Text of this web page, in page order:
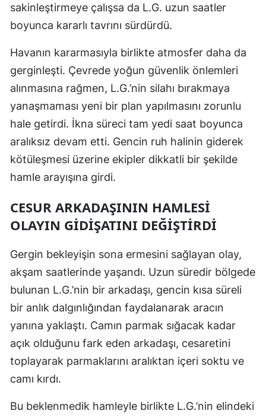
Sinop
Sivas
Tekirdağ
Tokat
Trabzon
Şanlıurfa
Van
Yozgat
Zonguldak
Bayburt
Kırıkkale
sakinleştirmeye çalışsa da L.G. uzun saatler
boyunca kararlı tavrını sürdürdü.
Havanın kararmasıyla birlikte atmosfer daha da
gerginleşti. Çevrede yoğun güvenlik önlemleri
alınmasına rağmen, L.G.’nin silahı bırakmaya
yanaşmaması yeni bir plan yapılmasını zorunlu
hale getirdi. İkna süreci tam yedi saat boyunca
aralıksız devam etti. Gencin ruh halinin giderek
kötüleşmesi üzerine ekipler dikkatli bir şekilde
hamle arayışına girdi.
CESUR ARKADAŞININ HAMLESI
OLAYIN GIDIŞATINI DEĞIŞTIRDI
Gergin bekleyişin sona ermesini sağlayan olay,
akşam saatlerinde yaşandı. Uzun süredir bölgede
bulunan L.G.’nin bir arkadaşı, gencin kısa süreli
bir anlık dalgınlığından faydalanarak aracın
yanına yaklaştı. Camın parmak sığacak kadar
açık olduğunu fark eden arkadaşı, cesaretini
toplayarak parmaklarını aralıktan içeri soktu ve
camı kırdı.
Bu beklenmedik hamleyle birlikte L.G.’nin elindeki